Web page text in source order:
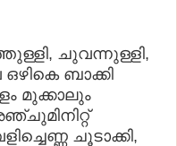
ചുവന്നുള്ളി,
ഒഴികെ ബാക്കി
മുക്കാലും
ചൂടാക്കി,